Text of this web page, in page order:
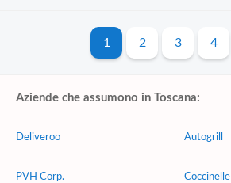
1 2 3 4
Aziende che assumono in Toscana:
Deliveroo
PVH Corp.
Autogrill
Coccinelle